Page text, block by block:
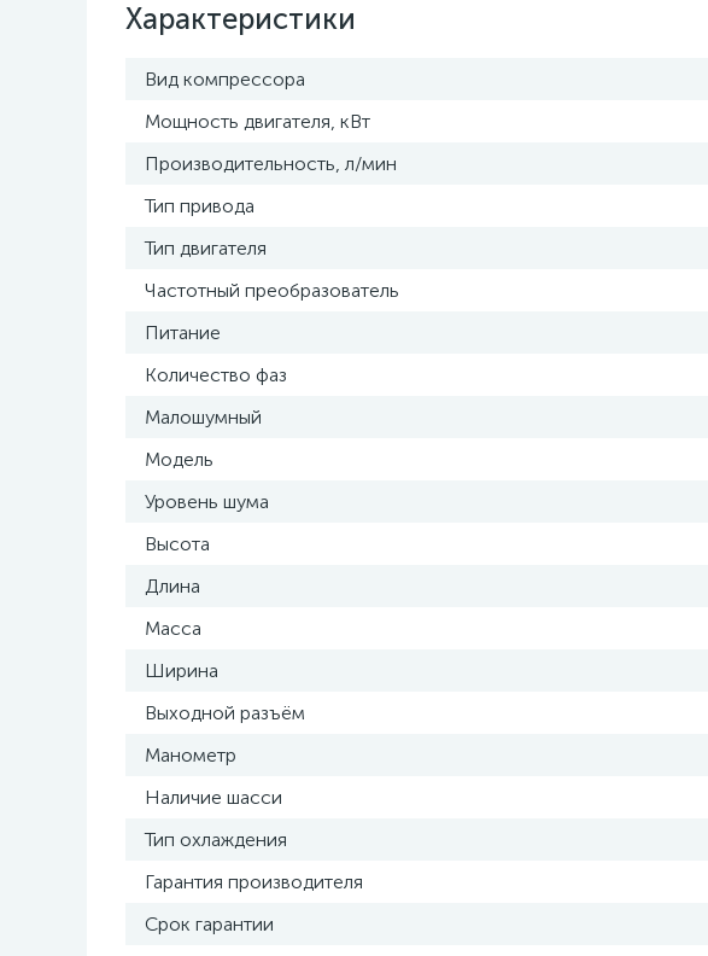
Характеристики
Вид компрессора
Мощность двигателя, кВт
Производительность, л/мин
Тип привода
Тип двигателя
Частотный преобразователь
Питание
Количество фаз
Малошумный
Модель
Уровень шума
Высота
Длина
Масса
Ширина
Выходной разъём
Манометр
Наличие шасси
Тип охлаждения
Гарантия производителя
Срок гарантии